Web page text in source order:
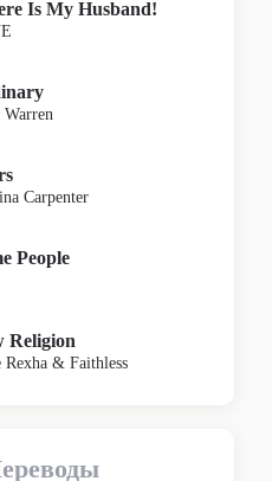
Is My Husband!
Carpenter
People
Religion
Rexha & Faithless